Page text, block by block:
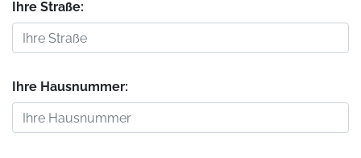
Ihre Straße:
Ihre Hausnummer: